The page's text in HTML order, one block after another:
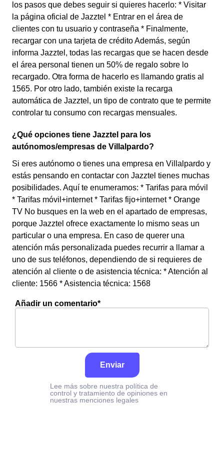
los pasos que debes seguir si quieres hacerlo: * Visitar
la página oficial de Jazztel * Entrar en el área de
clientes con tu usuario y contraseña * Finalmente,
recargar con una tarjeta de crédito Además, según
informa Jazztel, todas las recargas que se hacen desde
el área personal tienen un 50% de regalo sobre lo
recargado. Otra forma de hacerlo es llamando gratis al
1565. Por otro lado, también existe la recarga
automática de Jazztel, un tipo de contrato que te permite
controlar tu consumo con recargas mensuales.
¿Qué opciones tiene Jazztel para los
autónomos/empresas de Villalpardo?
Si eres autónomo o tienes una empresa en Villalpardo y
estás pensando en contactar con Jazztel tienes muchas
posibilidades. Aquí te enumeramos: * Tarifas para móvil
* Tarifas móvil+internet * Tarifas fijo+internet * Orange
TV No busques en la web en el apartado de empresas,
porque Jazztel ofrece exactamente lo mismo seas un
particular o una empresa. En caso de querer una
atención más personalizada puedes recurrir a llamar a
uno de sus teléfonos, dependiendo de si requieres de
atención al cliente o de asistencia técnica: * Atención al
cliente: 1566 * Asistencia técnica: 1568
Añadir un comentario*
Enviar
Lee más sobre nuestra política de
control y tratamiento de opiniones en
nuestras menciones legales